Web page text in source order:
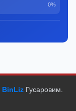
0%
BinLiz Гусаровим.